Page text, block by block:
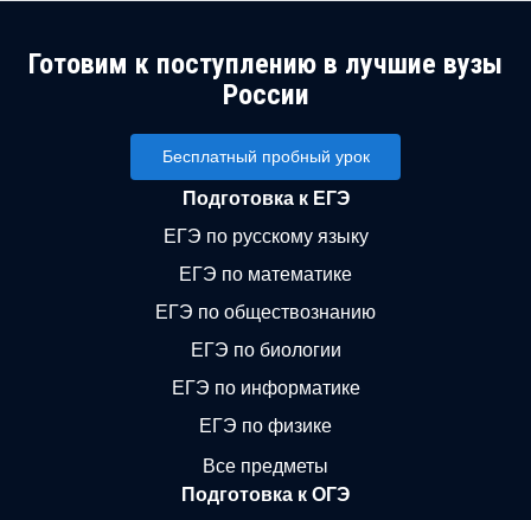
Готовим к поступлению в лучшие вузы
России
Бесплатный пробный урок
Подготовка к ЕГЭ
ЕГЭ по русскому языку
ЕГЭ по математике
ЕГЭ по обществознанию
ЕГЭ по биологии
ЕГЭ по информатике
ЕГЭ по физике
Все предметы
Подготовка к ОГЭ